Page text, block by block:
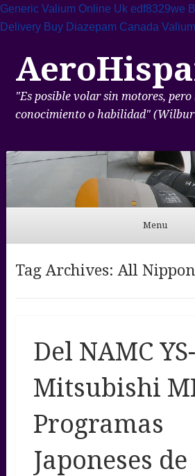
Generic Valium Online Uk edf8329we
Delivery Buy Diazepam Canada
"Es posible volar sin motores, pero
conocimiento o habilidad"
Menu
Tag Archives: All
Del NAMC
Mitsubishi
Programas
Japoneses de